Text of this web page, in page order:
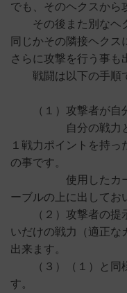
でも、そのヘクスから
その後また別なヘク
同じかその隣接ヘクス
さらに攻撃を行う事も
戦闘は以下の手順で
（１）攻撃者が自分
自分の戦力とい
１戦力ポイントを持
の事です。
使用したカード
ーブルの上に出してお
（２）攻撃者の提示
いだけの戦力（適正な
出来ます。
（３）（１）と同様
す。